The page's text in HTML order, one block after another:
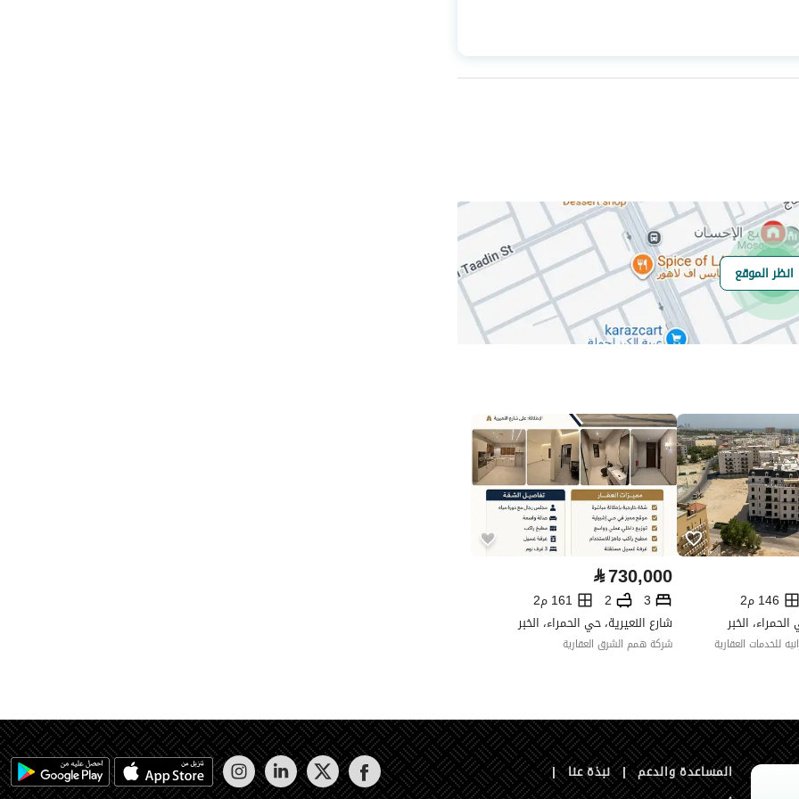
عدد الغرف
4
هل يوجد اي التزام
على العقار ؟
لا
مطابقة لكود البناء Yes
العقار مرهون
لا
العقار مقيد
لا
رقم الأرض
151/1/2
ملاحظات
-
انظر الموقع
146 م2
الخبر
للخدمات العقارية
⃁730,000
3
2
161 م2
شارع النعيرية، حي الحمراء، الخبر
شركة همم الشرق العقارية
المساعدة والدعم | نبذة عنا |